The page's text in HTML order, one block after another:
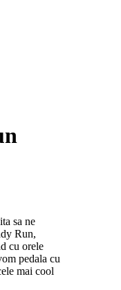
sa ne
Run,
cu orele
pedala cu
mai cool